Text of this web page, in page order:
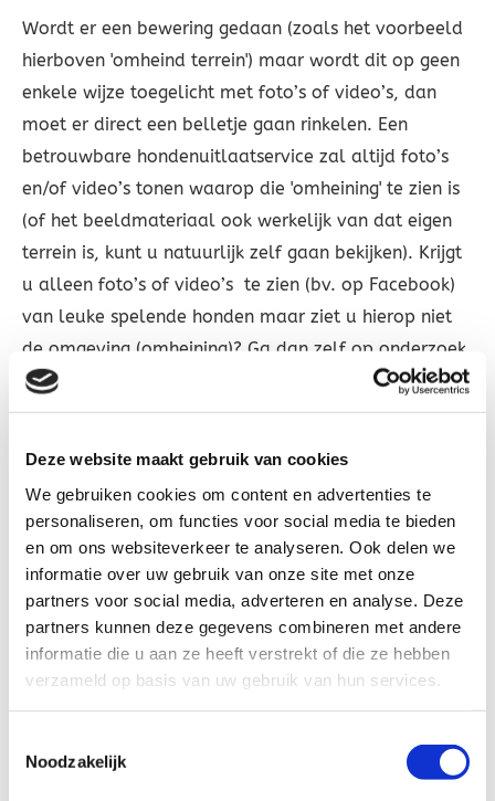
Deze website maakt gebruik van cookies
We gebruiken cookies om content en advertenties te
personaliseren, om functies voor social media te bieden
en om ons websiteverkeer te analyseren. Ook delen we
informatie over uw gebruik van onze site met onze
partners voor social media, adverteren en analyse. Deze
partners kunnen deze gegevens combineren met andere
informatie die u aan ze heeft verstrekt of die ze hebben
verzameld op basis van uw gebruik van hun services.
Noodzakelijk
Wordt er een bewering gedaan (zoals het voorbeeld
hierboven 'omheind terrein') maar wordt dit op geen
enkele wijze toegelicht met foto’s of video’s, dan
moet er direct een belletje gaan rinkelen. Een
betrouwbare hondenuitlaatservice zal altijd foto’s
en/of video’s tonen waarop die 'omheining' te zien is
(of het beeldmateriaal ook werkelijk van dat eigen
terrein is, kunt u natuurlijk zelf gaan bekijken). Krijgt
u alleen foto’s of video’s te zien (bv. op Facebook)
van leuke spelende honden maar ziet u hierop niet
de omgeving (omheining)? Ga dan zelf op onderzoek
uit en ga desnoods mee als u twijfelt. Kort gezegd:
wordt de bewering niet toegelicht met
Ook is mij al meerdere malen ter ore gekomen dat
beweerd wordt dat men een mooi eigen omheind
terrein heeft en dat de honden vervolgens naar een
openbaar uitlaatterrein van de gemeente worden
meegenomen om ze daar uit te laten. Prima als u
daar als klant van op de hoogte bent maar dat is
terrein, dan kan de veiligheid van uw hond nooit